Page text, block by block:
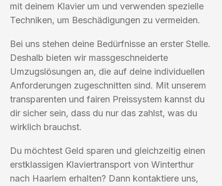
mit deinem Klavier um und verwenden spezielle
Techniken, um Beschädigungen zu vermeiden.
Bei uns stehen deine Bedürfnisse an erster Stelle.
Deshalb bieten wir massgeschneiderte
Umzugslösungen an, die auf deine individuellen
Anforderungen zugeschnitten sind. Mit unserem
transparenten und fairen Preissystem kannst du
dir sicher sein, dass du nur das zahlst, was du
wirklich brauchst.
Du möchtest Geld sparen und gleichzeitig einen
erstklassigen Klaviertransport von Winterthur
nach Haarlem erhalten? Dann kontaktiere uns,